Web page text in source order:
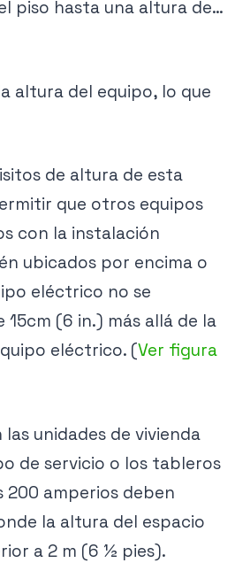
30 pulgadas (75cm
para permitir que un
abra al menos 90
o los paneles con
de 3 pies de ancho (90cm
un espacio de
pies (90cm Aprox.) de
una apertura total
piso hasta una altura de…
PRO
acceder.
→
altura del equipo, lo que
de altura de esta
que otros equipos
con la instalación
ubicados por encima o
eléctrico no se
15cm (6 in.) más allá de la
eléctrico. (Ver figura
las unidades de vivienda
de servicio o los tableros
200 amperios deben
la altura del espacio
a 2 m (6 1⁄2 pies).